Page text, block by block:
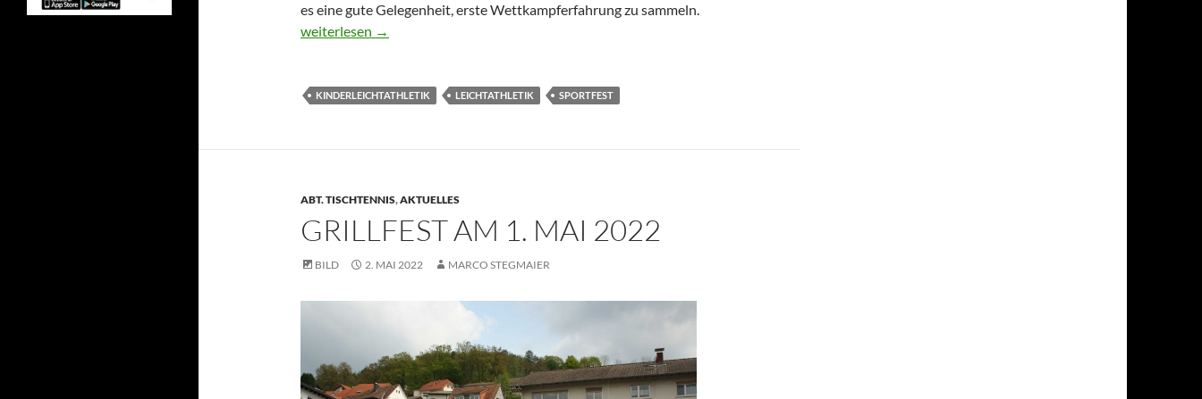
es eine gute Gelegenheit, erste Wettkampferfahrung zu sammeln.
Leichtathletik-Sportfest
weiterlesen →
KINDERLEICHTATHLETIK LEICHTATHLETIK SPORTFEST
ABT. TISCHTENNIS,AKTUELLES
GRILLFEST AM 1. MAI 2022
BILD 2. MAI 2022 MARCO STEGMAIER